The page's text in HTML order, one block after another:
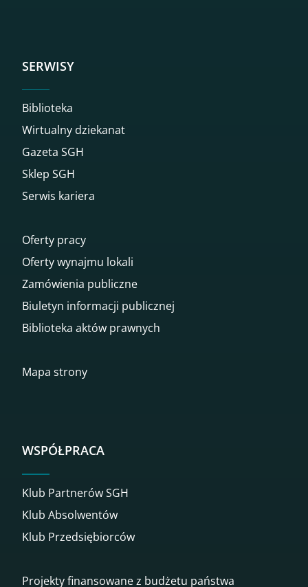
SERWISY
Biblioteka
Wirtualny dziekanat
Gazeta SGH
Sklep SGH
Serwis kariera
Oferty pracy
Oferty wynajmu lokali
Zamówienia publiczne
Biuletyn informacji publicznej
Biblioteka aktów prawnych
Mapa strony
WSPÓŁPRACA
Klub Partnerów SGH
Klub Absolwentów
Klub Przedsiębiorców
Projekty finansowane z budżetu państwa